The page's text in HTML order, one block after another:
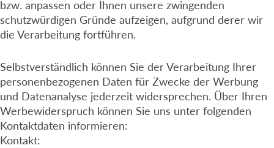
bzw. anpassen oder Ihnen unsere zwingenden
schutzwürdigen Gründe aufzeigen, aufgrund derer wir
die Verarbeitung fortführen.
Selbstverständlich können Sie der Verarbeitung Ihrer
personenbezogenen Daten für Zwecke der Werbung
und Datenanalyse jederzeit widersprechen. Über Ihren
Werbewiderspruch können Sie uns unter folgenden
Kontaktdaten informieren:
Kontakt: